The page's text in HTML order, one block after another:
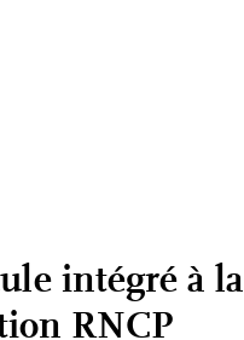
intégré à la
RNCP